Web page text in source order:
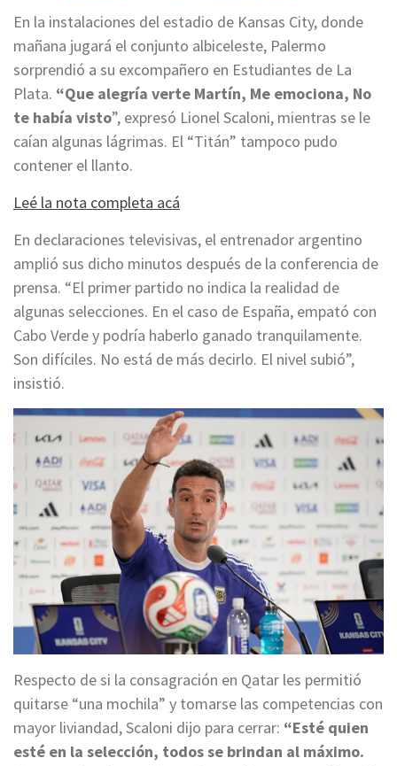
En la instalaciones del estadio de Kansas City, donde
mañana jugará el conjunto albiceleste, Palermo
sorprendió a su excompañero en Estudiantes de La
Plata. “Que alegría verte Martín, Me emociona, No
te había visto”, expresó Lionel Scaloni, mientras se le
caían algunas lágrimas. El “Titán” tampoco pudo
contener el llanto.
Leé la nota completa acá
En declaraciones televisivas, el entrenador argentino
amplió sus dicho minutos después de la conferencia de
prensa. “El primer partido no indica la realidad de
algunas selecciones. En el caso de España, empató con
Cabo Verde y podría haberlo ganado tranquilamente.
Son difíciles. No está de más decirlo. El nivel subió”,
insistió.
Respecto de si la consagración en Qatar les permitió
quitarse “una mochila” y tomarse las competencias con
mayor liviandad, Scaloni dijo para cerrar: “Esté quien
esté en la selección, todos se brindan al máximo.